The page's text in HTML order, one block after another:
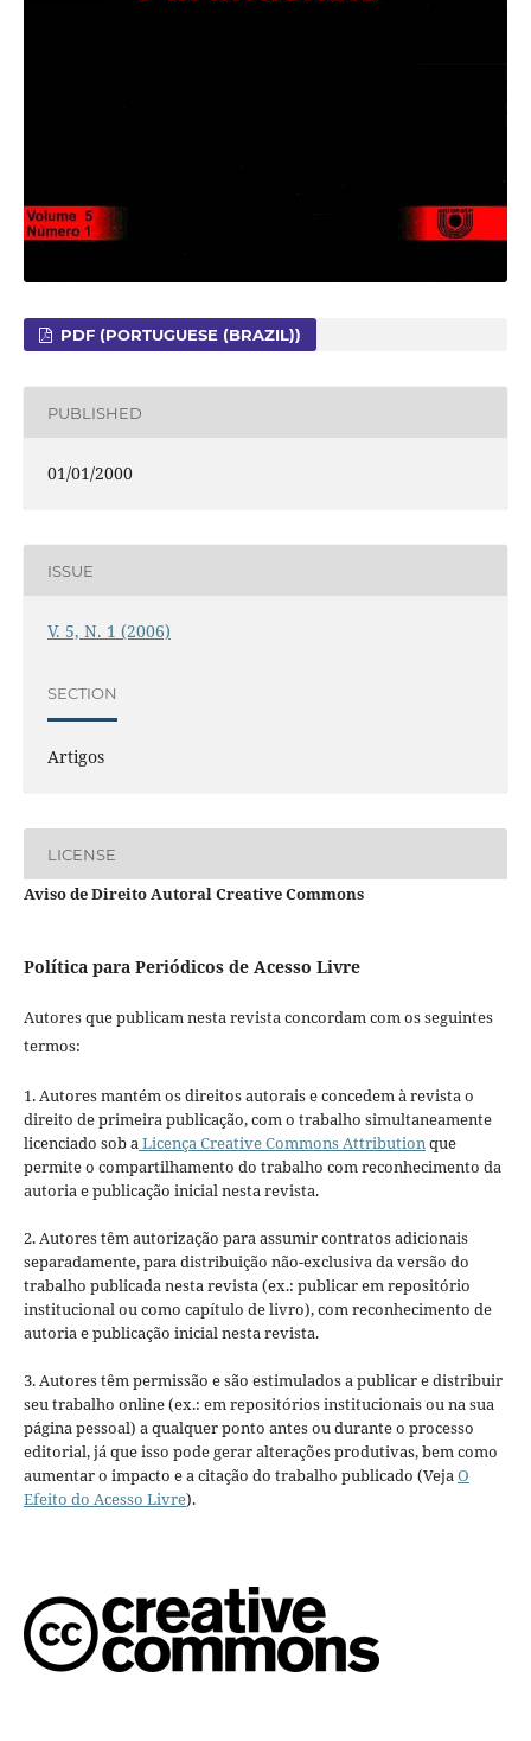
PDF (PORTUGUESE (BRAZIL))
PUBLISHED
01/01/2000
ISSUE
V. 5, N. 1 (2006)
SECTION
Artigos
LICENSE
Aviso de Direito Autoral Creative Commons
Política para Periódicos de Acesso Livre
Autores que publicam nesta revista concordam com os seguintes
termos:
1. Autores mantém os direitos autorais e concedem à revista o
direito de primeira publicação, com o trabalho simultaneamente
licenciado sob aLicença Creative Commons Attributionque
permite o compartilhamento do trabalho com reconhecimento da
autoria e publicação inicial nesta revista.
2. Autores têm autorização para assumir contratos adicionais
separadamente, para distribuição não-exclusiva da versão do
trabalho publicada nesta revista (ex.: publicar em repositório
institucional ou como capítulo de livro), com reconhecimento de
autoria e publicação inicial nesta revista.
3. Autores têm permissão e são estimulados a publicar e distribuir
seu trabalho online (ex.: em repositórios institucionais ou na sua
página pessoal) a qualquer ponto antes ou durante o processo
editorial, já que isso pode gerar alterações produtivas, bem como
aumentar o impacto e a citação do trabalho publicado (VejaO
Efeito do Acesso Livre).